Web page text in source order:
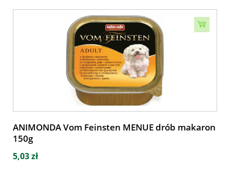
ANIMONDA Vom Feinsten MENUE drób makaron
150g
5,03 zł